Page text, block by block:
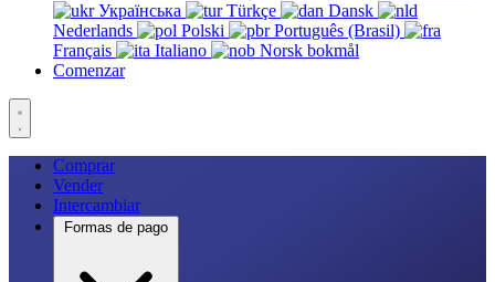
Українська
Türkçe
Dansk
Nederlands
Polski
Português (Brasil)
Français
Italiano
Norsk bokmål
Comenzar
Comprar
Vender
Intercambiar
Formas de pago